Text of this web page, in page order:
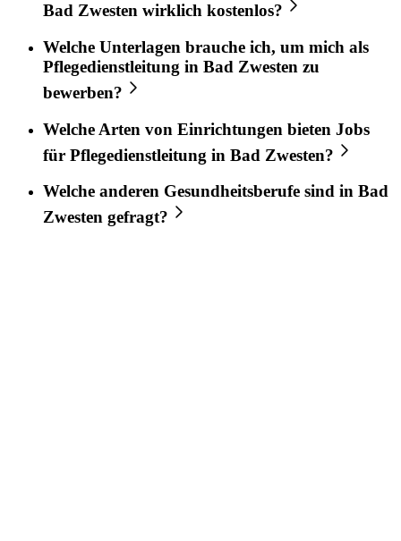
Bad Zwesten wirklich kostenlos?
Welche Unterlagen brauche ich, um mich als
Pflegedienstleitung in Bad Zwesten zu
bewerben?
Welche Arten von Einrichtungen bieten Jobs
für Pflegedienstleitung in Bad Zwesten?
Welche anderen Gesundheitsberufe sind in Bad
Zwesten gefragt?